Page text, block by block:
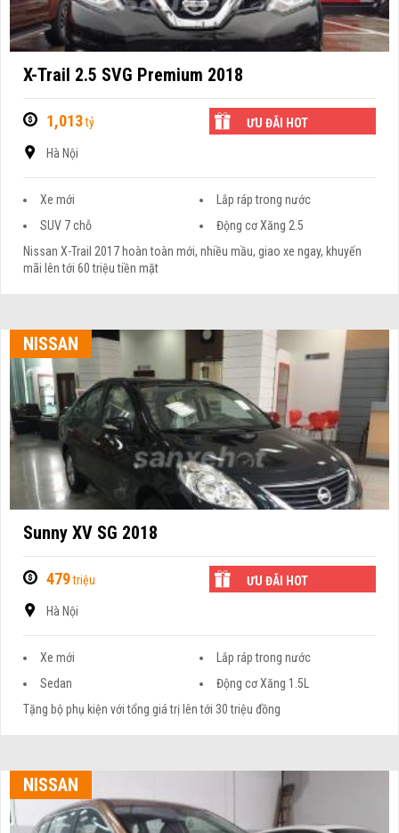
X-Trail 2.5 SVG Premium 2018
1,013tỷ ƯU ĐÃI HOT
Hà Nội
Xe mới
Lắp ráp trong nước
SUV 7 chỗ
Động cơ Xăng 2.5
Nissan X-Trail 2017 hoàn toàn mới, nhiều mầu, giao xe ngay, khuyến
mãi lên tới 60 triệu tiền mặt
NISSAN
Sunny XV SG 2018
479triệu ƯU ĐÃI HOT
Hà Nội
Xe mới
Lắp ráp trong nước
Sedan
Động cơ Xăng 1.5L
Tặng bộ phụ kiện với tổng giá trị lên tới 30 triệu đồng
NISSAN